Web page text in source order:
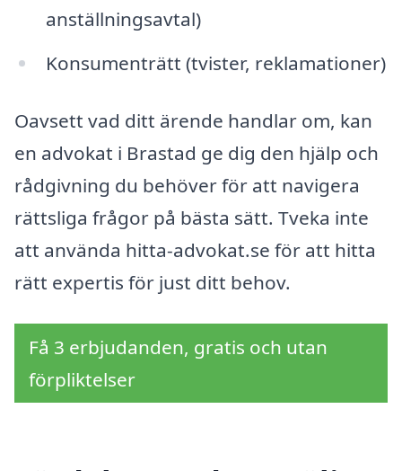
anställningsavtal)
Konsumenträtt (tvister, reklamationer)
Oavsett vad ditt ärende handlar om, kan
en advokat i Brastad ge dig den hjälp och
rådgivning du behöver för att navigera
rättsliga frågor på bästa sätt. Tveka inte
att använda hitta-advokat.se för att hitta
rätt expertis för just ditt behov.
Få 3 erbjudanden, gratis och utan
förpliktelser